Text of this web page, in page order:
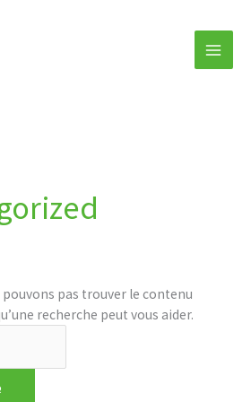
pouvons pas trouver le contenu
recherche peut vous aider.